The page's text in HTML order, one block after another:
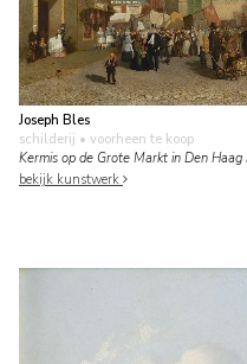
Joseph Bles
schilderij • voorheen te koop
Kermis op de Grote Markt in Den
bekijk kunstwerk